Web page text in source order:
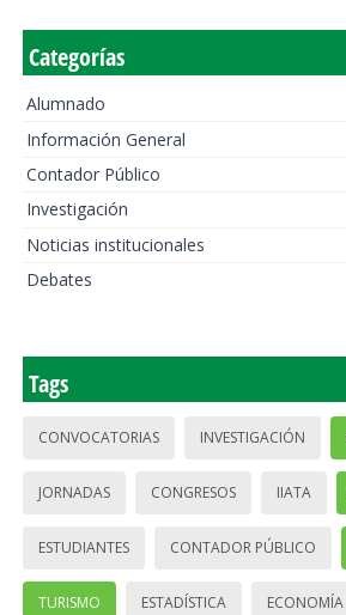
Categorías
Alumnado
Información General
Contador Público
Investigación
Noticias institucionales
Debates
Tags
CONVOCATORIAS INVESTIGACIÓN
JORNADAS CONGRESOS IIATA
ESTUDIANTES CONTADOR PÚBLICO
TURISMO ESTADÍSTICA ECONOMÍA